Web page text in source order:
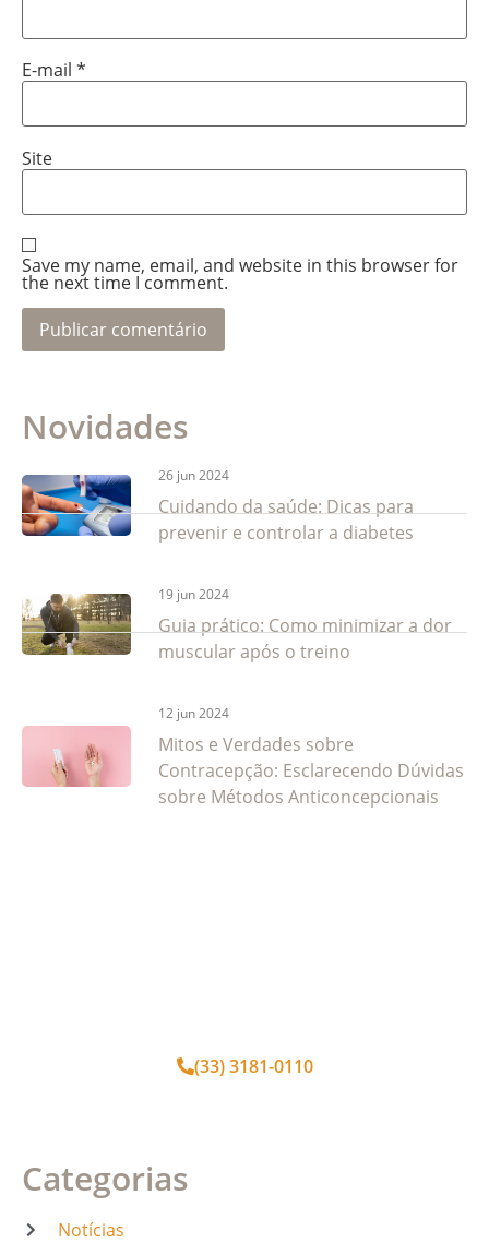
E-mail *
Site
Save my name, email, and website in this browser for
the next time I comment.
Novidades
26 jun 2024
Cuidando da saúde: Dicas para
prevenir e controlar a diabetes
19 jun 2024
Guia prático: Como minimizar a dor
muscular após o treino
12 jun 2024
Mitos e Verdades sobre
Contracepção: Esclarecendo Dúvidas
sobre Métodos Anticoncepcionais
(33) 3181-0110
Categorias
Notícias